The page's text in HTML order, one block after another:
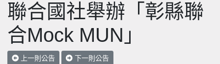
聯合國社舉辦「彰縣聯
合Mock MUN」
上一則公告 下一則公告